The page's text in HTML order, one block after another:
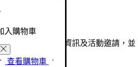
入購物車
查看購物車
收品牌最新產品資訊及活動邀請，並
及禮物。